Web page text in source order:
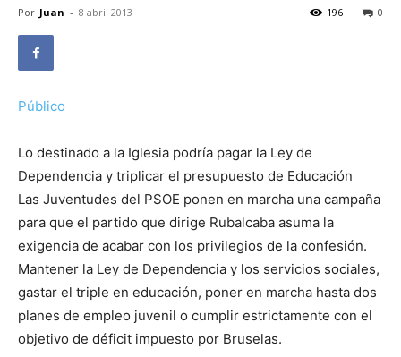
Por Juan - 8 abril 2013 0
196
Público
Lo destinado a la Iglesia podría pagar la Ley de
Dependencia y triplicar el presupuesto de Educación
Las Juventudes del PSOE ponen en marcha una campaña
para que el partido que dirige Rubalcaba asuma la
exigencia de acabar con los privilegios de la confesión.
Mantener la Ley de Dependencia y los servicios sociales,
gastar el triple en educación, poner en marcha hasta dos
planes de empleo juvenil o cumplir estrictamente con el
objetivo de déficit impuesto por Bruselas.